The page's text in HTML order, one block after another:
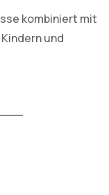
kombiniert mit
und